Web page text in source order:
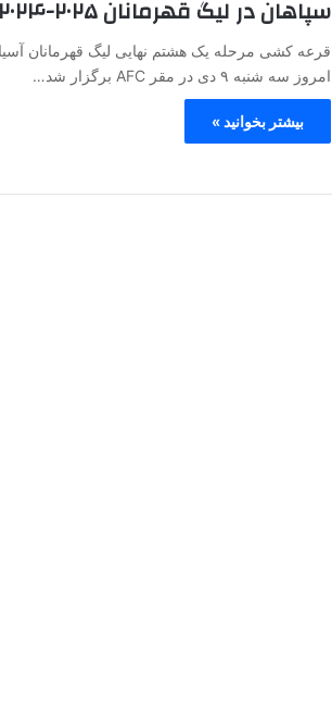
سپاهان در لیگ قهرمانان ۲۰۲۵-۲۰۲۴
امروز سه شنبه ۹ دی در مقر AFC برگزار شد…
بیشتر بخوانید »